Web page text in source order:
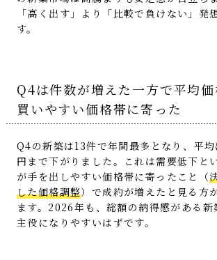
「高く出す」より「比較で負けない」発
す。
Q4は件数が増えた一方で平均価
買いやすい価格帯に寄った
Q4の新築は13件で年間最多となり、平
円まで下がりました。これは需要低下と
が手を出しやすい価格帯に寄ったこと（
した価格調整）で成約が増えたと見る方
ます。2026年も、総額の納得感がある新
主役になりやすいはずです。